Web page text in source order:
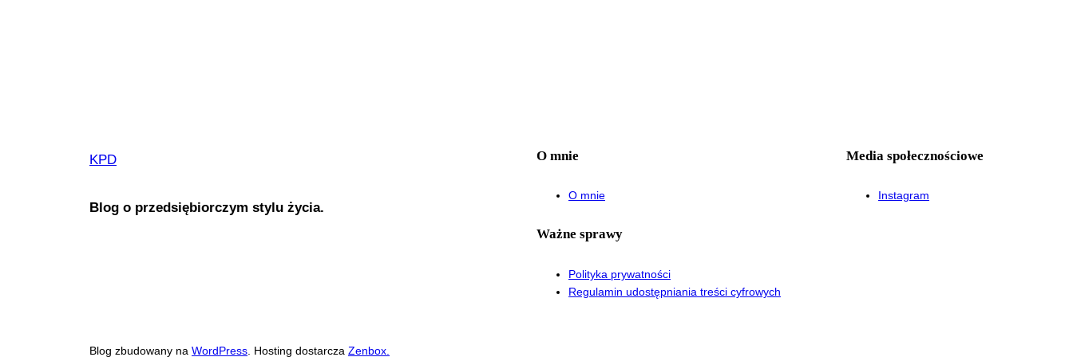
KPD
Blog o przedsiębiorczym stylu życia.
O mnie
O mnie
Media społecznościowe
Instagram
Ważne sprawy
Polityka prywatności
Regulamin udostępniania treści cyfrowych
Blog zbudowany na WordPress. Hosting dostarcza Zenbox.